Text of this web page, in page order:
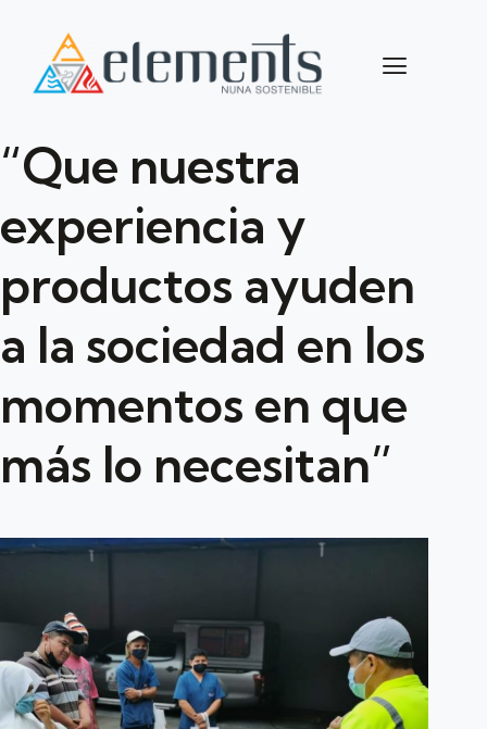
“Que nuestra
experiencia y
productos ayuden
a la sociedad en los
momentos en que
más lo necesitan”